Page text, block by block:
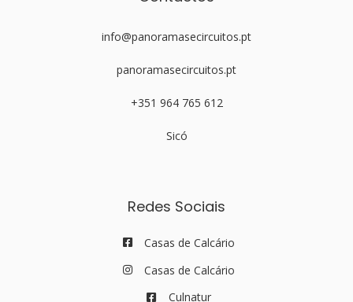
info@panoramasecircuitos.pt
panoramasecircuitos.pt
+351 964 765 612
Sicó
Redes Sociais
Casas de Calcário
Casas de Calcário
Culnatur